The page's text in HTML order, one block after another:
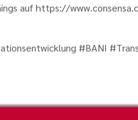
auf https://
#BANI